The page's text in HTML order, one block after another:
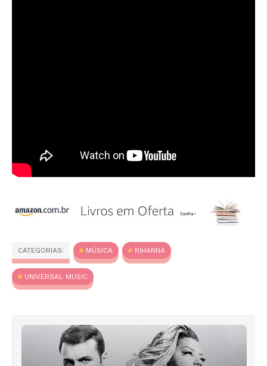
CATEGORIAS: MÚSICA RIHANNA
UNIVERSAL MUSIC